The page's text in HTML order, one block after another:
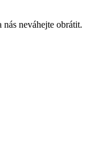
neváhejte obrátit.